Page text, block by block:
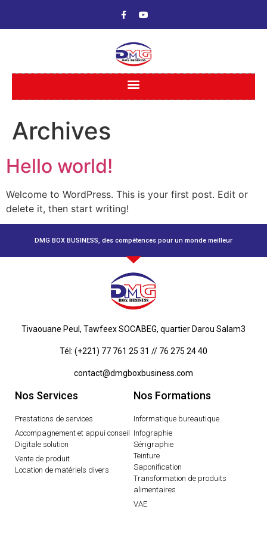
Archives
Hello world!
Welcome to WordPress. This is your first post. Edit or
delete it, then start writing!
DMG BOX BUSINESS, des compétences pour un monde meilleur
Tivaouane Peul, Tawfeex SOCABEG, quartier Darou Salam3
Tél: (+221) 77 761 25 31 // 76 275 24 40
contact@dmgboxbusiness.com
Nos Services
Prestations de services
Accompagnement et appui conseil
Digitale solution
Vente de produit
Location de matériels divers
Nos Formations
Informatique bureautique
Infographie
Sérigraphie
Teinture
Saponification
Transformation de produits
alimentaires
VAE